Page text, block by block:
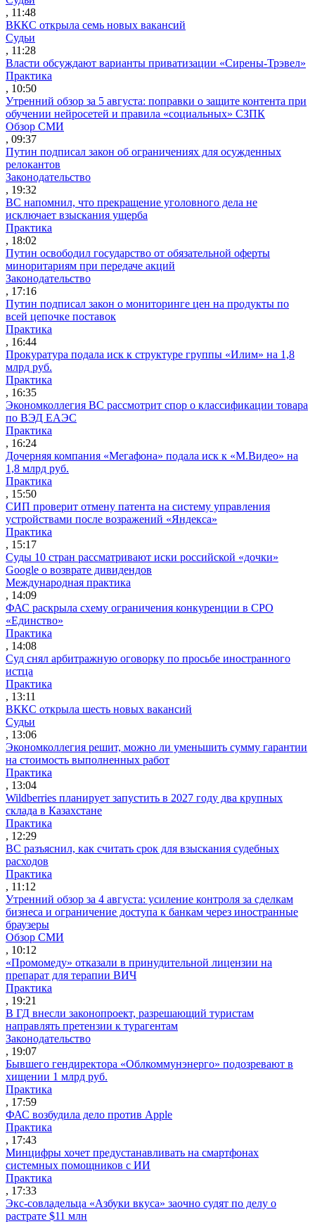
, 11:48
ВККС открыла семь новых вакансий
Судьи
, 11:28
Власти обсуждают варианты приватизации «Сирены-Трэвел»
Практика
, 10:50
Утренний обзор за 5 августа: поправки о защите контента при
обучении нейросетей и правила «социальных» СЗПК
Обзор СМИ
, 09:37
Путин подписал закон об ограничениях для осужденных
релокантов
Законодательство
, 19:32
ВС напомнил, что прекращение уголовного дела не
исключает взыскания ущерба
Практика
, 18:02
Путин освободил государство от обязательной оферты
миноритариям при передаче акций
Законодательство
, 17:16
Путин подписал закон о мониторинге цен на продукты по
всей цепочке поставок
Практика
, 16:44
Прокуратура подала иск к структуре группы «Илим» на 1,8
млрд руб.
Практика
, 16:35
Экономколлегия ВС рассмотрит спор о классификации товара
по ВЭД ЕАЭС
Практика
, 16:24
Дочерняя компания «Мегафона» подала иск к «М.Видео» на
1,8 млрд руб.
Практика
, 15:50
СИП проверит отмену патента на систему управления
устройствами после возражений «Яндекса»
Практика
, 15:17
Суды 10 стран рассматривают иски российской «дочки»
Google о возврате дивидендов
Международная практика
, 14:09
ФАС раскрыла схему ограничения конкуренции в СРО
«Единство»
Практика
, 14:08
Суд снял арбитражную оговорку по просьбе иностранного
истца
Практика
, 13:11
ВККС открыла шесть новых вакансий
Судьи
, 13:06
Экономколлегия решит, можно ли уменьшить сумму гарантии
на стоимость выполненных работ
Практика
, 13:04
Wildberries планирует запустить в 2027 году два крупных
склада в Казахстане
Практика
, 12:29
ВС разъяснил, как считать срок для взыскания судебных
расходов
Практика
, 11:12
Утренний обзор за 4 августа: усиление контроля за сделкам
бизнеса и ограничение доступа к банкам через иностранные
браузеры
Обзор СМИ
, 10:12
«Промомеду» отказали в принудительной лицензии на
препарат для терапии ВИЧ
Практика
, 19:21
В ГД внесли законопроект, разрешающий туристам
направлять претензии к турагентам
Законодательство
, 19:07
Бывшего гендиректора «Облкоммунэнерго» подозревают в
хищении 1 млрд руб.
Практика
, 17:59
ФАС возбудила дело против Apple
Практика
, 17:43
Минцифры хочет предустанавливать на смартфонах
системных помощников с ИИ
Практика
, 17:33
Экс-совладельца «Азбуки вкуса» заочно судят по делу о
растрате $11 млн